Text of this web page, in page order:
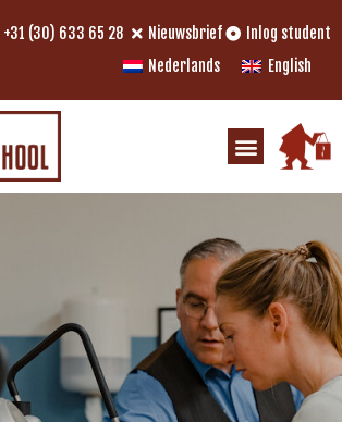
+31 (30) 633 65 28 Nieuwsbrief
Inlog student
Nederlands
English